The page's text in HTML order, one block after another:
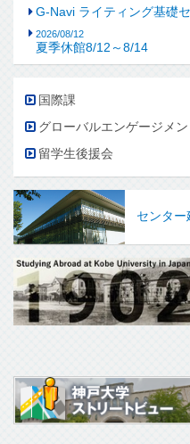
G-Navi ライティング基礎
2026/08/12
夏季休館8/12～8/14
国際課
グローバルエンゲージメ
留学生後援会
センター